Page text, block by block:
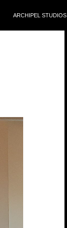
ARCHIPEL STUDIOS